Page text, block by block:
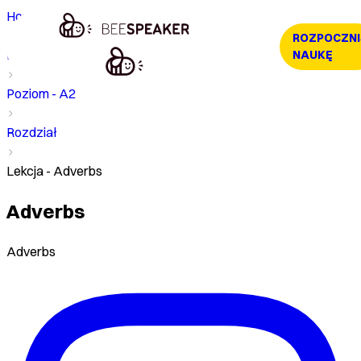
NAUKĘ
Home
Kurs
Poziom - A2
Rozdział
Lekcja - Adverbs
Adverbs
Adverbs